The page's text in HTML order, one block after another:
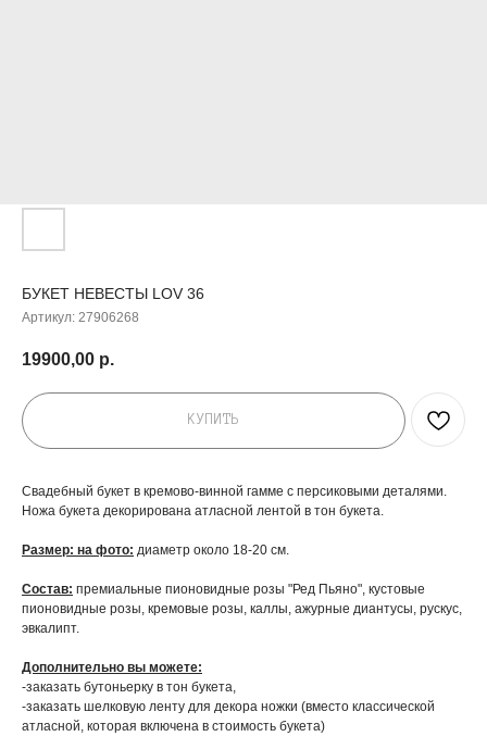
БУКЕТ НЕВЕСТЫ LOV 36
Артикул: 27906268
19900,00 р.
КУПИТЬ
Свадебный букет в кремово-винной гамме с персиковыми деталями.
Ножа букета декорирована атласной лентой в тон букета.
Размер: на фото: диаметр около 18-20 см.
Состав: премиальные пионовидные розы "Ред Пьяно", кустовые
пионовидные розы, кремовые розы, каллы, ажурные диантусы, рускус,
эвкалипт.
Дополнительно вы можете:
-заказать бутоньерку в тон букета,
-заказать шелковую ленту для декора ножки (вместо классической
атласной, которая включена в стоимость букета)